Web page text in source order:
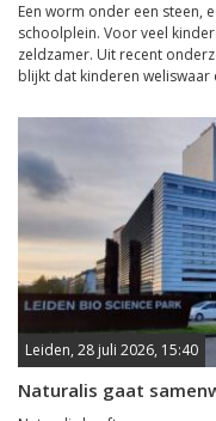
Een worm onder een steen,
schoolplein. Voor veel
zeldzamer. Uit recent
blijkt dat kinderen weliswaar
Leiden, 28 juli 2026, 15:40
Naturalis gaat